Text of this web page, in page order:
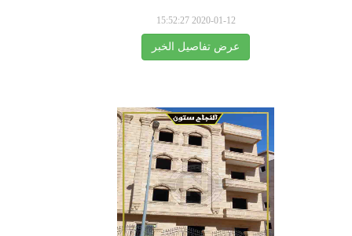
2020-01-12 15:52:27
عرض تفاصيل الخبر